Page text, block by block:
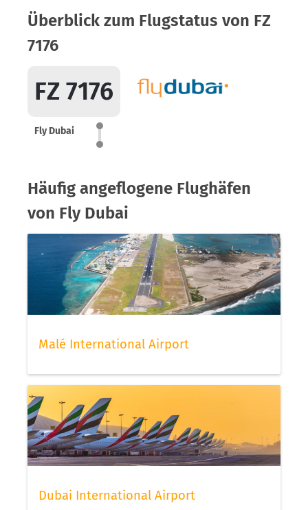
Überblick zum Flugstatus von FZ
7176
FZ 7176
Fly Dubai
Häufig angeflogene Flughäfen
von Fly Dubai
Malé International Airport
Dubai International Airport